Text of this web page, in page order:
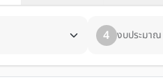
4 งบประมาณ